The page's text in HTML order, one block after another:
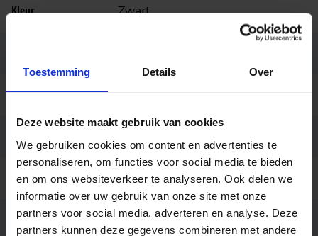
Toestemming Details Over
Deze website maakt gebruik van cookies
We gebruiken cookies om content en advertenties te
personaliseren, om functies voor social media te bieden
en om ons websiteverkeer te analyseren. Ook delen we
informatie over uw gebruik van onze site met onze
partners voor social media, adverteren en analyse. Deze
partners kunnen deze gegevens combineren met andere
Kleur Zwart
Merk
Code 40009071
Ean code 8720615508549